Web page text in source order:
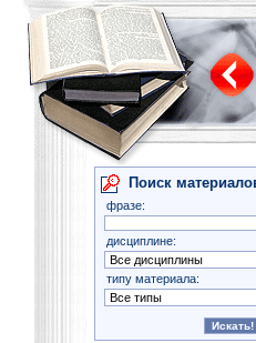
Поиск
фразе:
дисциплине:
типу материала: